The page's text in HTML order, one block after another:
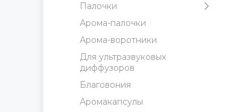
Палочки
Арома-палочки
Арома-воротники
Для ультразвуковых
диффузоров
Благовония
Аромакапсулы